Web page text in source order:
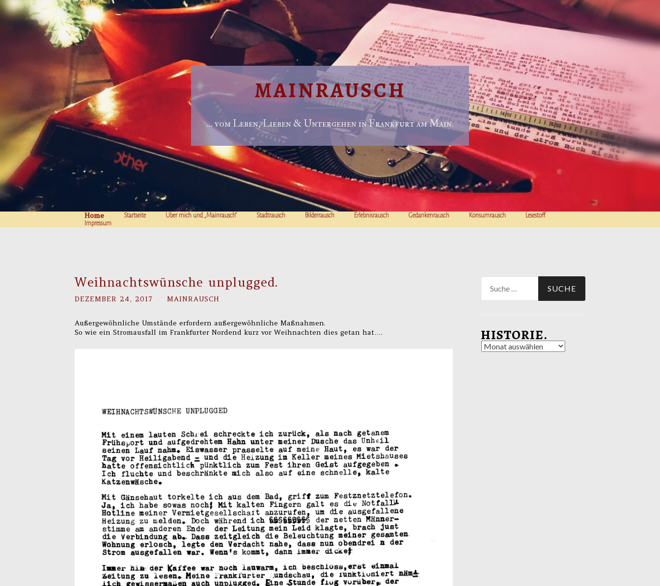
MAINRAUSCH
… vom Leben, Lieben & Untergehen in Frankfurt am Main.
Home Startseite Über mich und „Mainrausch“ Stadtrausch Bilderrausch Erlebnisrausch Gedankenrausch Konsumrausch
Lesestoff
Impressum
Weihnachtswünsche unplugged.
DEZEMBER 24, 2017 MAINRAUSCH
Außergewöhnliche Umstände erfordern außergewöhnliche Maßnahmen.
So wie ein Stromausfall im Frankfurter Nordend kurz vor Weihnachten dies getan hat….
nach:
HISTORIE.
Historie.